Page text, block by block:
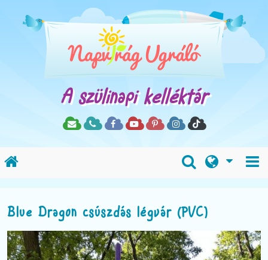
A szülinapi kelléktár
Blue Dragon csúszdás légvár (PVC)